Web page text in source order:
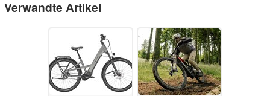
Verwandte Artikel